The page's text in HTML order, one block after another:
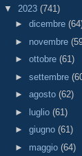
▼ 2023 (741)
► dicembre
► novembre
► ottobre (61)
► settembre
► agosto (62)
►
luglio (61)
► giugno (61)
► maggio (64)